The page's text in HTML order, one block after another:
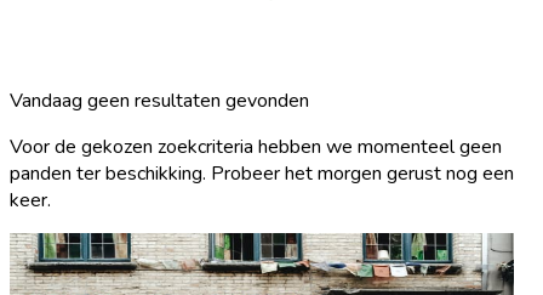
Vandaag geen resultaten gevonden
Voor de gekozen zoekcriteria hebben we momenteel geen
panden ter beschikking. Probeer het morgen gerust nog een
keer.